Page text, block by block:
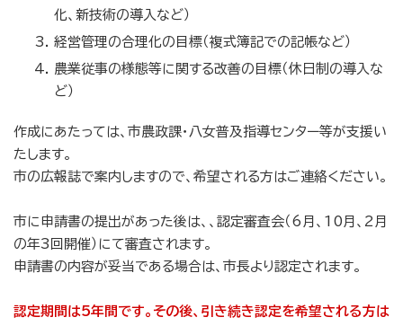
化、新技術の導入など）
経営管理の合理化の目標（複式簿記での記帳など）
農業従事の様態等に関する改善の目標（休日制の導入な
ど）
作成にあたっては、市農政課・八女普及指導センター等が支援い
たします。
市の広報誌で案内しますので、希望される方はご連絡ください。
市に申請書の提出があった後は、、認定審査会（6月、10月、2月
の年3回開催）にて審査されます。
申請書の内容が妥当である場合は、市長より認定されます。
認定期間は5年間です。その後、引き続き認定を希望される方は